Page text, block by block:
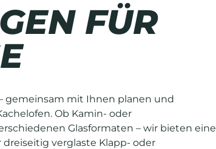
FÜR
gemeinsam mit Ihnen planen und
Ob Kamin- oder
Glasformaten – wir bieten eine
verglaste Klapp- oder